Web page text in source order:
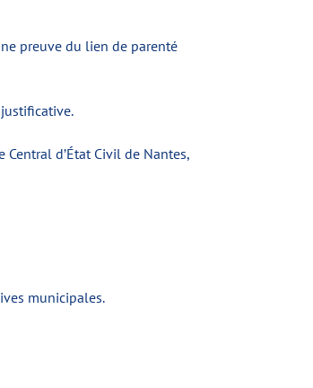
preuve du lien de parenté
d’État Civil de Nantes,
municipales.